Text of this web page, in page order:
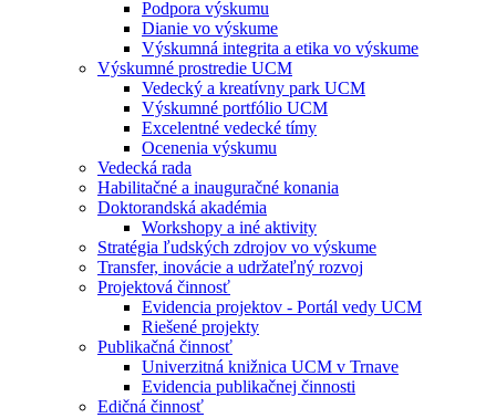
Podpora výskumu
Dianie vo výskume
Výskumná integrita a etika vo výskume
Výskumné prostredie UCM
Vedecký a kreatívny park UCM
Výskumné portfólio UCM
Excelentné vedecké tímy
Ocenenia výskumu
Vedecká rada
Habilitačné a inauguračné konania
Doktorandská akadémia
Workshopy a iné aktivity
Stratégia ľudských zdrojov vo výskume
Transfer, inovácie a udržateľný rozvoj
Projektová činnosť
Evidencia projektov - Portál vedy UCM
Riešené projekty
Publikačná činnosť
Univerzitná knižnica UCM v Trnave
Evidencia publikačnej činnosti
Edičná činnosť